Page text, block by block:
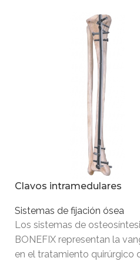
Clavos intramedulares
Sistemas de fijación ósea
Los sistemas de
BONEFIX representan la
en el tratamiento quirúrgico